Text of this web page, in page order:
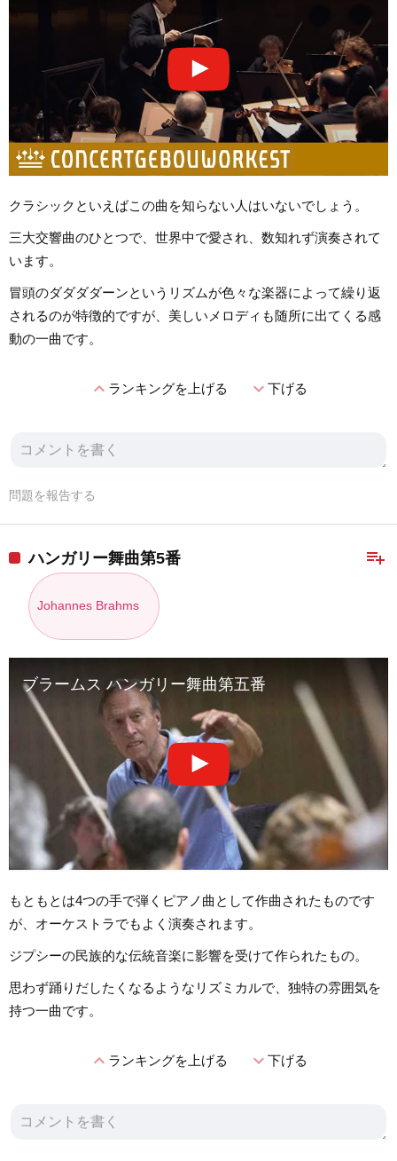
クラシックといえばこの曲を知らない人はいないでしょう。
三大交響曲のひとつで、世界中で愛され、数知れず演奏されて
います。
冒頭のダダダダーンというリズムが色々な楽器によって繰り返
されるのが特徴的ですが、美しいメロディも随所に出てくる感
動の一曲です。
expand_lessランキングを上げる expand_more下げる
問題を報告する
playlist_add
ハンガリー舞曲第5番
Johannes Brahms
ブラームス ハンガリー舞曲第五番
もともとは4つの手で弾くピアノ曲として作曲されたものです
が、オーケストラでもよく演奏されます。
ジプシーの民族的な伝統音楽に影響を受けて作られたもの。
思わず踊りだしたくなるようなリズミカルで、独特の雰囲気を
持つ一曲です。
expand_lessランキングを上げる expand_more下げる